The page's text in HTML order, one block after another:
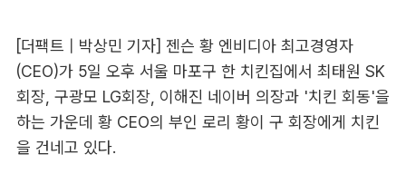
[더팩트 | 박상민 기자] 젠슨 황 엔비디아 최고경영자
(CEO)가 5일 오후 서울 마포구 한 치킨집에서 최태원 SK
회장, 구광모 LG회장, 이해진 네이버 의장과 '치킨 회동'을
하는 가운데 황 CEO의 부인 로리 황이 구 회장에게 치킨
을 건네고 있다.